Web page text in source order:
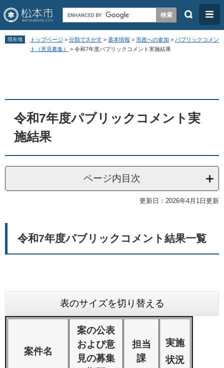
ペ
メ
へ
検
メ
ニ
ュ
現在地 トップページ > 分類でさがす > 基本情報 > 市政への参加 > パブリックコメン
ト（意見募集）
> 令和7年度パブリックコメント実施結果
令和7年度パブリックコメント実
施結果
ページ内目次
更新日：2026年4月1日更新
令和7年度パブリックコメント結果一覧
表のサイズを切り替える
案件名
案の公表
および意
見の募集
担当
課
実施
状況